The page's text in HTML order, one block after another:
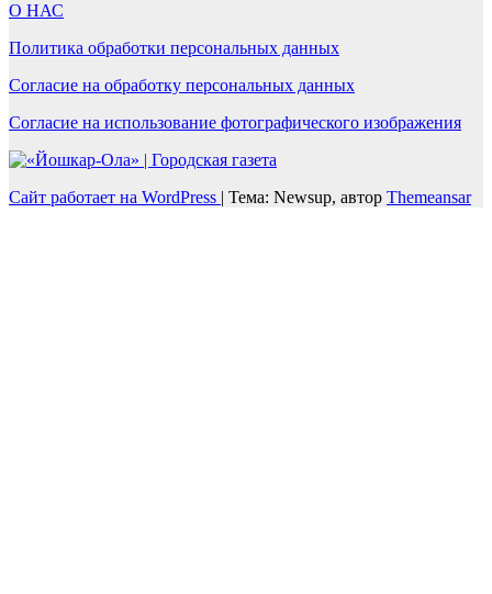
О НАС
Политика обработки персональных данных
Согласие на обработку персональных данных
Согласие на использование фотографического изображения
Сайт работает на WordPress | Тема: Newsup, автор Themeansar